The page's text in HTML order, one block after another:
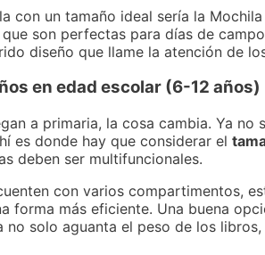
con un tamaño ideal sería la
son perfectas para días de
diseño que llame la atención de
en edad escolar (6-12 años)
a primaria, la cosa cambia. Ya
es donde hay que considerar el
deben ser multifuncionales.
con varios compartimentos,
forma más eficiente. Una buena
no solo aguanta el peso de los